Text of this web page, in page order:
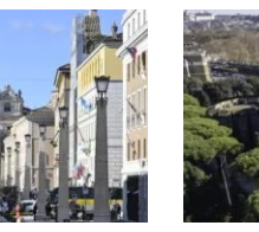
V
a
t
i
c
a
n
o
e